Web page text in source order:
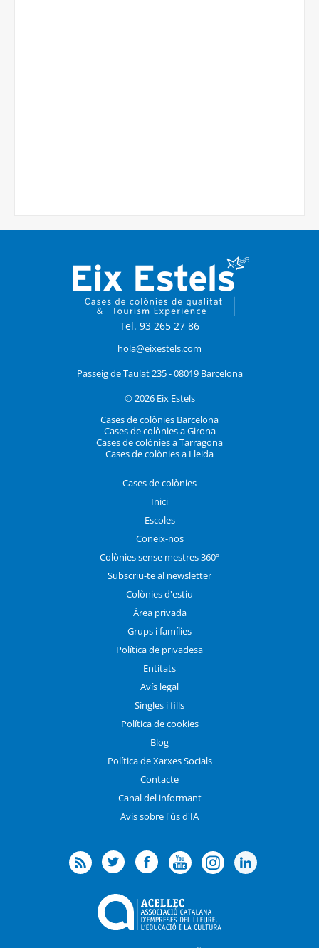
Tel. 93 265 27 86
hola@eixestels.com
Passeig de Taulat 235 - 08019 Barcelona
© 2026 Eix Estels
Cases de colònies Barcelona
Cases de colònies a Girona
Cases de colònies a Tarragona
Cases de colònies a Lleida
Cases de colònies
Inici
Escoles
Coneix-nos
Colònies sense mestres 360º
Subscriu-te al newsletter
Colònies d'estiu
Àrea privada
Grups i famílies
Política de privadesa
Entitats
Avís legal
Singles i fills
Política de cookies
Blog
Política de Xarxes Socials
Contacte
Canal del informant
Avís sobre l'ús d'IA